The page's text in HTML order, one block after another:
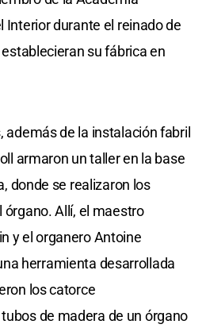
Interior durante el reinado de
su fábrica en
además de la instalación fabril
armaron un taller en la base
donde se realizaron los
Allí, el maestro
y el organero Antoine
herramienta desarrollada
los catorce
de madera de un órgano